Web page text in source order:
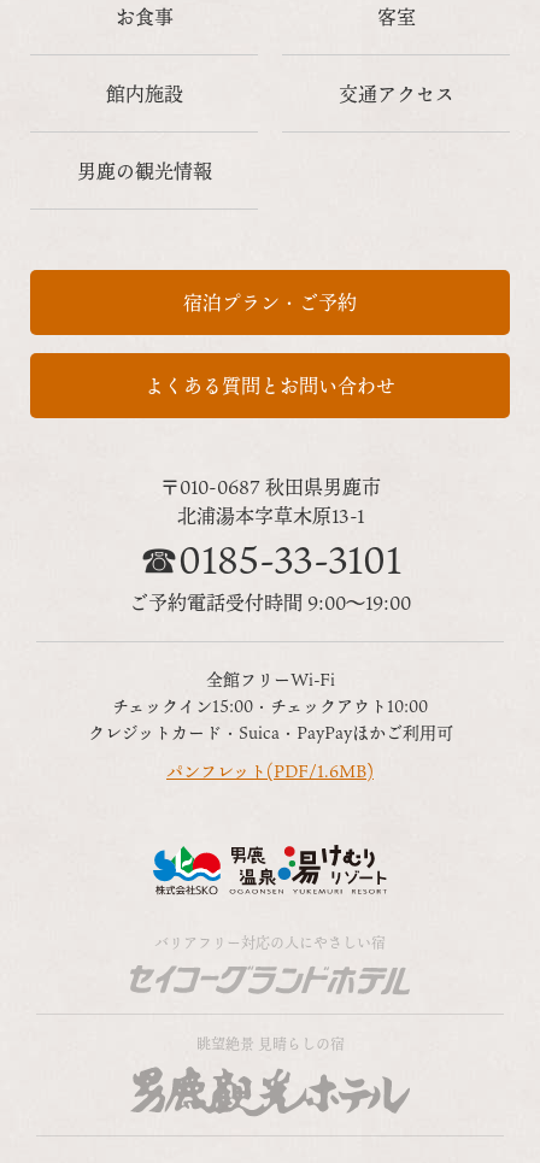
お食事 客室
館内施設 交通アクセス
男鹿の観光情報
宿泊プラン・ご予約
よくある質問とお問い合わせ
〒010-0687 秋田県男鹿市
北浦湯本字草木原13-1
☎0185-33-3101
ご予約電話受付時間 9:00～19:00
全館フリーWi-Fi
チェックイン15:00・チェックアウト10:00
クレジットカード・Suica・PayPayほかご利用可
パンフレット(PDF/1.6MB)
バリアフリー対応の人にやさしい宿
眺望絶景 見晴らしの宿